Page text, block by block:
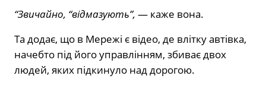
“Звичайно, “відмазують”, — каже вона.
Та додає, що в Мережі є відео, де влітку автівка,
начебто під його управлінням, збиває двох
людей, яких підкинуло над дорогою.